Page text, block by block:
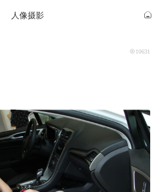
人像摄影
10631